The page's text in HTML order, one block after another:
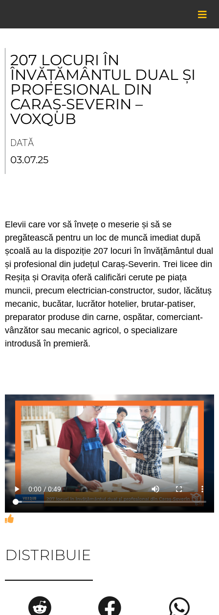
content
207 LOCURI ÎN
ÎNVĂȚĂMÂNTUL DUAL ȘI
PROFESIONAL DIN
CARAȘ-SEVERIN –
VOXQUB
DATĂ
03.07.25
Elevii care vor să învețe o meserie și să se
pregătească pentru un loc de muncă imediat după
școală au la dispoziție 207 locuri în învățământul dual
și profesional din județul Caraș-Severin. Trei licee din
Reșița și Oravița oferă calificări cerute pe piața
muncii, precum electrician-constructor, sudor, lăcătuș
mecanic, bucătar, lucrător hotelier, brutar-patiser,
preparator produse din carne, ospătar, comerciant-
vânzător sau mecanic agricol, o specializare
introdusă în premieră.
DISTRIBUIE